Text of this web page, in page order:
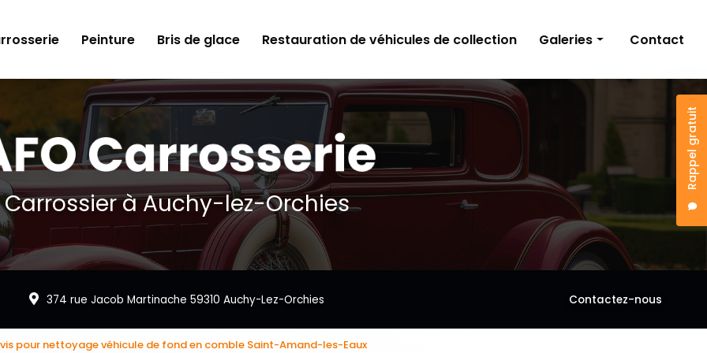
Rappel gratuit
Peinture Bris de glace Restauration de véhicules de collection Galeries
Carrosserie
Bris de glace
Restauration de véhicules de collection
Contact
Carrossier à Auchy-lez-Orchies
374 rue Jacob Martinache 59310 Auchy-Lez-Orchies Contactez-nous
pour nettoyage véhicule de fond en comble Saint-Amand-les-Eaux